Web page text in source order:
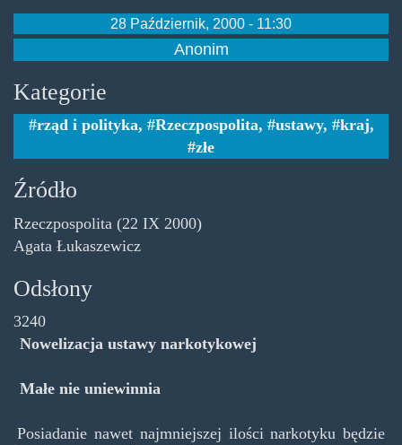
28 Październik, 2000 - 11:30
Anonim
Kategorie
rząd i polityka, Rzeczpospolita, ustawy, kraj,
złe
Źródło
Rzeczpospolita (22 IX 2000)
Agata Łukaszewicz
Odsłony
3240
Nowelizacja ustawy narkotykowej
Małe nie uniewinnia
Posiadanie nawet najmniejszej ilości narkotyku będzie